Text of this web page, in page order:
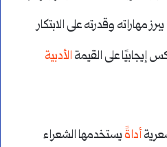
مهاراته وقدرته على الابتكار
إيجابيًا على القيمة الأدبية
أداة ً يستخدمها الشعراء